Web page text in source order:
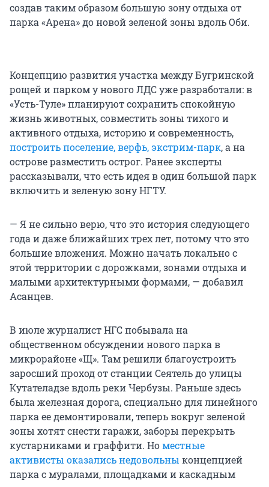
создав таким образом большую зону отдыха от
парка «Арена» до новой зеленой зоны вдоль Оби.
Концепцию развития участка между Бугринской
рощей и парком у нового ЛДС уже разработали: в
«Усть-Туле» планируют сохранить спокойную
жизнь животных, совместить зоны тихого и
активного отдыха, историю и современность,
построить поселение, верфь, экстрим-парк, а на
острове разместить острог. Ранее эксперты
рассказывали, что есть идея в один большой парк
включить и зеленую зону НГТУ.
— Я не сильно верю, что это история следующего
года и даже ближайших трех лет, потому что это
большие вложения. Можно начать локально с
этой территории с дорожками, зонами отдыха и
малыми архитектурными формами, — добавил
Асанцев.
В июле журналист НГС побывала на
общественном обсуждении нового парка в
микрорайоне «Щ». Там решили благоустроить
заросший проход от станции Сеятель до улицы
Кутателадзе вдоль реки Чербузы. Раньше здесь
была железная дорога, специально для линейного
парка ее демонтировали, теперь вокруг зеленой
зоны хотят снести гаражи, заборы перекрыть
кустарниками и граффити. Номестные
активисты оказались недовольны концепцией
парка с муралами, площадками и каскадным